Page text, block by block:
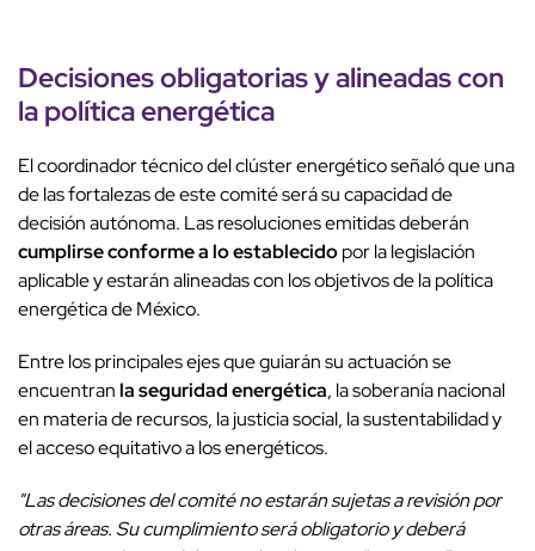
Decisiones obligatorias y alineadas con
la política energética
El coordinador técnico del clúster energético señaló que una
de las fortalezas de este comité será su capacidad de
decisión autónoma. Las resoluciones emitidas deberán
cumplirse conforme a lo establecidopor la legislación
aplicable y estarán alineadas con los objetivos de la política
energética de México.
Entre los principales ejes que guiarán su actuación se
encuentranla seguridad energética, la soberanía nacional
en materia de recursos, la justicia social, la sustentabilidad y
el acceso equitativo a los energéticos.
"Las decisiones del comité no estarán sujetas a revisión por
otras áreas. Su cumplimiento será obligatorio y deberá